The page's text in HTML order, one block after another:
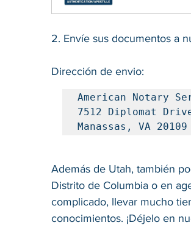
2. Envíe sus documentos a
Dirección de envio:
American Notary
7512 Diplomat
Manassas, VA 20109
Además de Utah, también
Distrito de Columbia o en
complicado, llevar mucho
conocimientos. ¡Déjelo en